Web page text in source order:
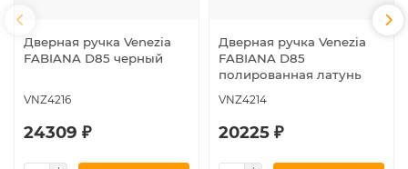
Дверная ручка Venezia
FABIANA D85 черный
VNZ4216
24309 ₽
Дверная ручка Venezia
FABIANA D85
полированная латунь
VNZ4214
20225 ₽